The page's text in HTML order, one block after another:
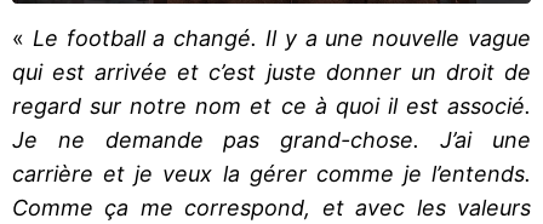
« Le football a changé. Il y a une nouvelle vague
qui est arrivée et c’est juste donner un droit de
regard sur notre nom et ce à quoi il est associé.
Je ne demande pas grand-chose. J’ai une
carrière et je veux la gérer comme je l’entends.
Comme ça me correspond, et avec les valeurs